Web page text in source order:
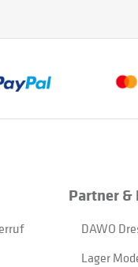
Partner &
DAWO
Lager